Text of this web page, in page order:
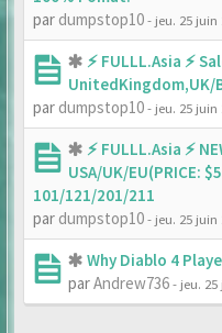
par dumpstop10- jeu. 25 juin
⚡ FULLL.Asia ⚡
UnitedKingdom,UK/
par dumpstop10- jeu. 25 juin
⚡ FULLL.Asia ⚡
USA/UK/EU(PRICE:
101/121/201/211
par dumpstop10- jeu. 25 juin
Why Diablo 4
parAndrew736- jeu. 25